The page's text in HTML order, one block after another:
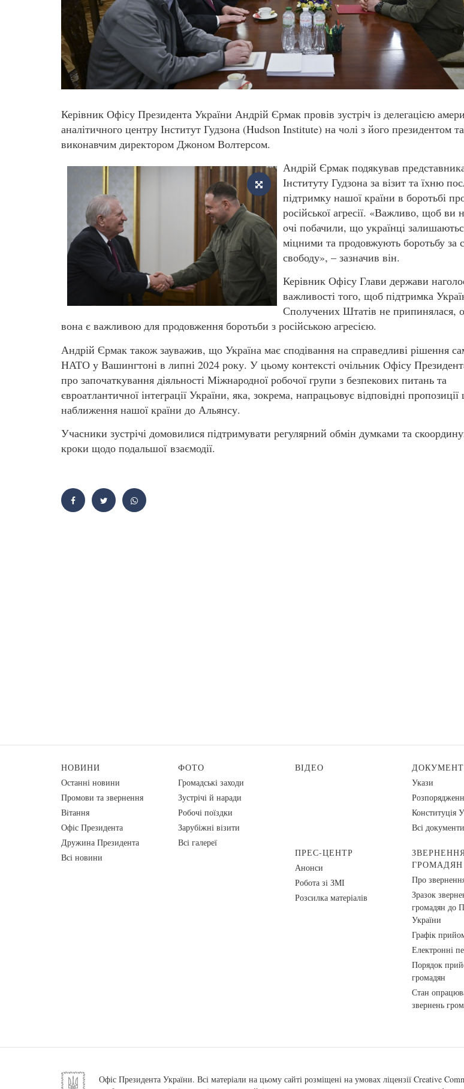
Керівник Офісу Президента України Андрій Єрмак провів зустріч із делегацією
аналітичного центру Інститут Гудзона (Hudson Institute) на чолі з його президентом та
виконавчим директором Джоном Волтерсом.
Андрій Єрмак подякував
Інституту Гудзона за візит та їхню
підтримку нашої країни в боротьбі
російської агресії. «Важливо, щоб ви
очі побачили, що українці
міцними та продовжують боротьбу за
свободу», – зазначив він.
Керівник Офісу Глави держави
важливості того, щоб підтримка
Сполучених Штатів не припинялася,
вона є важливою для продовження боротьби з російською агресією.
Андрій Єрмак також зауважив, що Україна має сподівання на справедливі рішення
НАТО у Вашингтоні в липні 2024 року. У цьому контексті очільник Офісу
про започаткування діяльності Міжнародної робочої групи з безпекових питань та
євроатлантичної інтеграції України, яка, зокрема, напрацьовує відповідні
наближення нашої країни до Альянсу.
Учасники зустрічі домовилися підтримувати регулярний обмін думками та
кроки щодо подальшої взаємодії.
НОВИНИ
Останні новини
Промови та звернення
Вiтання
Офіс Президента
Дружина Президента
Всі новини
ФОТО
Громадські заходи
Зустрічі й наради
Робочі поїздки
Зарубіжні візити
Всі галереї
ВІДЕО
Укази
Конституція
Всі документи
ПРЕС-ЦЕНТР
Анонси
Робота зі ЗМІ
Розсилка матеріалів
ГРОМАДЯН
Про
Зразок
громадян до
України
Графік
Електронні
Порядок
громадян
Стан
звернень
Офіс Президента України. Всі матеріали на цьому сайті розміщені на умовах ліцензії Creative